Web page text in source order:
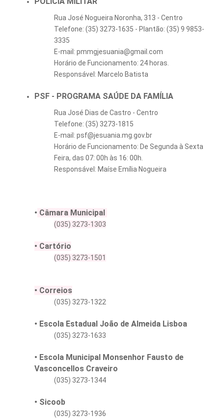
Rua José Nogueira Noronha, 313 - Centro
Telefone: (35) 3273-1635 - Plantão: (35) 9 9853-
3335
E-mail: pmmgjesuania@gmail.com
Horário de Funcionamento: 24 horas.
Responsável: Marcelo Batista
PSF - PROGRAMA SAÚDE DA FAMÍLIA
Rua José Dias de Castro - Centro
Telefone: (35) 3273-1815
E-mail: psf@jesuania.mg.gov.br
Horário de Funcionamento: De Segunda à Sexta
Feira, das 07: 00h às 16: 00h.
Responsável: Maíse Emília Nogueira
• Câmara Municipal
(035) 3273-1303
• Cartório
(035) 3273-1501
• Correios
(035) 3273-1322
• Escola Estadual João de Almeida Lisboa
(035) 3273-1633
• Escola Municipal Monsenhor Fausto de
Vasconcellos Craveiro
(035) 3273-1344
• Sicoob
(035) 3273-1936